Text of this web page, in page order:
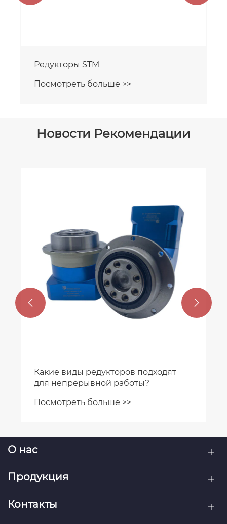
Редукторы SITI
Посмотреть больше >>
Новости Рекомендации
Почему редукторы WITTENSTEIN —
лучший выбор для высокоточных
Посмотреть больше >>
 
О нас
Продукция
Контакты